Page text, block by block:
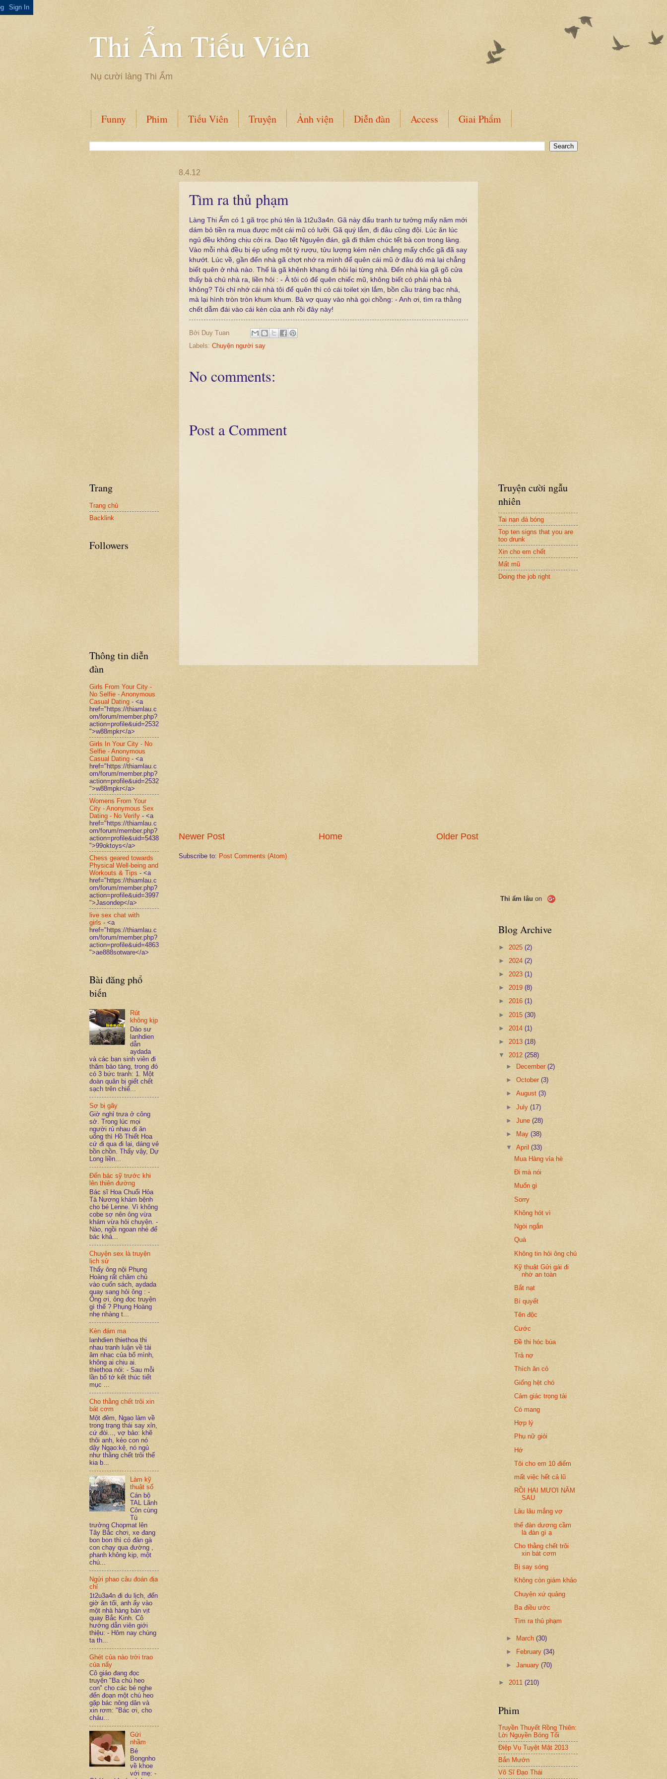
Thi Ẩm Tiếu Viên
Nụ cười làng Thi Ẩm
Funny Phim Tiếu Viên Truyện Ảnh viện Diễn đàn Access Giai Phẩm
8.4.12
Tìm ra thủ phạm
Làng Thi Ẩm có 1 gã trọc phú tên là 1t2u3a4n. Gã này đấu tranh tư tưởng mấy năm mới
dám bỏ tiền ra mua được một cái mũ có lưỡi. Gã quý lắm, đi đâu cũng đội. Lúc ăn lúc
ngủ đều không chịu cởi ra. Dạo tết Nguyên đán, gã đi thăm chúc tết bà con trong làng.
Vào mỗi nhà đều bị ép uống một tý rượu, tửu lượng kém nên chẳng mấy chốc gã đã say
khướt. Lúc về, gần đến nhà gã chợt nhớ ra mình để quên cái mũ ở đâu đó mà lại chẳng
biết quên ở nhà nào. Thế là gã khệnh khạng đi hỏi lại từng nhà. Đến nhà kia gã gõ cửa
thấy bà chủ nhà ra, liền hỏi : - À tôi có để quên chiếc mũ, không biết có phải nhà bà
không? Tôi chỉ nhớ cái nhà tôi để quên thì có cái toilet xịn lắm, bồn cầu tráng bạc nhá,
mà lại hình tròn tròn khum khum. Bà vợ quay vào nhà gọi chồng: - Anh ơi, tìm ra thằng
chết dẫm đái vào cái kèn của anh rồi đây này!
Bởi Duy Tuan
Labels: Chuyện người say
No comments:
Post a Comment
Newer Post Older Post
Home
Subscribe to: Post Comments (Atom)
Trang
Trang chủ
Backlink
Followers
Thông tin diễn
đàn
Girls From Your City -
No Selfie - Anonymous
Casual Dating - <a
href="https://thiamlau.c
om/forum/member.php?
action=profile&uid=2532
">w88mpkr</a>
Girls In Your City - No
Selfie - Anonymous
Casual Dating - <a
href="https://thiamlau.c
om/forum/member.php?
action=profile&uid=2532
">w88mpkr</a>
Womens From Your
City - Anonymous Sex
Dating - No Verify - <a
href="https://thiamlau.c
om/forum/member.php?
action=profile&uid=5438
">99oktoys</a>
Chess geared towards
Physical Well-being and
Workouts & Tips - <a
href="https://thiamlau.c
om/forum/member.php?
action=profile&uid=3997
">Jasondep</a>
live sex chat with
girls - <a
href="https://thiamlau.c
om/forum/member.php?
action=profile&uid=4863
">ae888sotware</a>
Bài đăng phổ
biến
Rút
không kịp
Dáo sư
lanhdien
dẫn
aydada
và các bạn sinh viên đi
thăm bảo tàng, trong đó
có 3 bức tranh: 1. Một
đoàn quân bị giết chết
sạch trên chiế...
Sợ bị gãy
Giờ nghỉ trưa ở công
sở. Trong lúc mọi
người rủ nhau đi ăn
uống thì Hồ Thiết Hoa
cứ đi qua đi lại, dáng vẻ
bồn chồn. Thấy vậy, Dự
Long liền...
Đến bác sỹ trước khi
lên thiên đường
Bác sĩ Hoa Chuối Hỏa
Tà Nương khám bệnh
cho bé Lenne. Vì không
cobe sợ nên ông vừa
khám vừa hỏi chuyện. -
Nào, ngồi ngoan nhé để
bác khá...
Chuyện sex là truyện
lịch sử
Thấy ông nội Phụng
Hoàng rất chăm chú
vào cuốn sách, aydada
quay sang hỏi ông : -
Ông ơi, ông đọc truyện
gì thế ? Phụng Hoàng
nhẹ nhàng t...
Kèn đám ma
lanhdien thiethoa thi
nhau tranh luận về tài
âm nhạc của bố mình,
không ai chịu ai.
thiethoa nói: - Sau mỗi
lần bố tớ kết thúc tiết
mục ...
Cho thằng chết trôi xin
bát cơm
Một đêm, Ngạo làm về
trong trạng thái say xỉn,
cứ đòi..., vợ bảo: khẽ
thôi anh, kẻo con nó
dậy Ngạo:kệ, nó ngủ
như thằng chết trôi thế
kia b...
Làm kỹ
thuật số
Cán bộ
TAL Lãnh
Côn cùng
Tù
trưởng Chopmat lên
Tây Bắc chơi, xe đang
bon bon thì có đàn gà
con chạy qua đường ,
phanh không kịp, một
chú...
Ngửi phao câu đoán địa
chỉ
1t2u3a4n đi du lịch, đến
giờ ăn tối, anh ấy vào
một nhà hàng bán vịt
quay Bắc Kinh. Cô
hướng dẫn viên giới
thiệu: - Hôm nay chúng
ta th...
Ghét của nào trời trao
của nấy
Cô giáo đang đọc
truyện "Ba chú heo
con" cho các bé nghe
đến đoạn một chú heo
gặp bác nông dân và
xin rơm: "Bác ơi, cho
cháu...
Gửi
nhầm
Bé
Bongnho
về khoe
với mẹ: -
Truyện cười ngẫu
nhiên
Tai nạn đá bóng
Top ten signs that you are
too drunk
Xin cho em chết
Mất mũ
Doing the job right
Thi ẩm lâu on
Blog Archive
► 2025 (2)
► 2024 (2)
► 2023 (1)
► 2019 (8)
► 2016 (1)
► 2015 (30)
► 2014 (1)
► 2013 (18)
▼ 2012 (258)
►
December(2)
►October(3)
►August(3)
►July(17)
►June(28)
►
May(38)
▼April(33)
Mua Hàng vỉa hè
Đi mà nói
Muốn gì
Sorry
Không hót vì
Ngòi ngắn
Quà
Không tin hỏi ông chủ
Kỹ thuật Gửi gái đi
nhờ an toàn
Bắt nạt
Bí quyết
Tên độc
Cước
Đề thi hóc búa
Trả nợ
Thích ăn cỏ
Giống hệt chó
Cảm giác trọng tài
Có mang
Hợp lý
Phụ nữ giỏi
Hớ
Tôi cho em 10 điểm
mất việc hết cả lũ
RỒI HAI MƯƠI NĂM
SAU
Lâu lâu mắng vợ
thế đàn dương cầm
là đàn gì ạ
Cho thằng chết trôi
xin bát cơm
Bị say sóng
Không còn giám khảo
Chuyện xứ quảng
Ba điều ước
Tìm ra thủ phạm
► March(30)
►
February(34)
►January(70)
► 2011 (210)
Phim
Truyền Thuyết Rồng Thiên:
Lời Nguyền Bóng Tối
Điệp Vụ Tuyệt Mật 2013
Bắn Mướn
Võ Sĩ Đạo Thái